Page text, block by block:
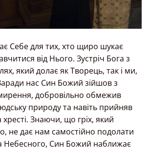
Себе для тих, хто щиро шукає
від Нього. Зустріч Бога з
який долає як Творець, так і ми,
нас Син Божий зійшов з
добровільно обмежив
природу та навіть прийняв
Знаючи, що гріх, який
не дає нам самостійно подолати
Небесного, Син Божий наближає